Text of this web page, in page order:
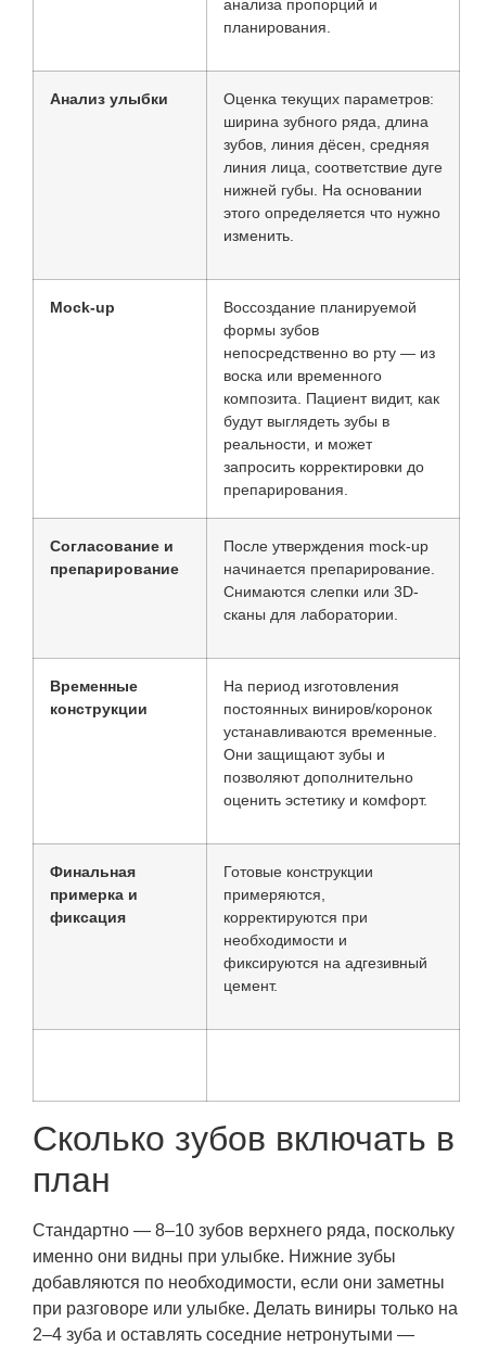
анализа пропорций и
планирования.
Анализ улыбки
Оценка текущих параметров:
ширина зубного ряда, длина
зубов, линия дёсен, средняя
линия лица, соответствие дуге
нижней губы. На основании
этого определяется что нужно
изменить.
Mock-up
Воссоздание планируемой
формы зубов
непосредственно во рту — из
воска или временного
композита. Пациент видит, как
будут выглядеть зубы в
реальности, и может
запросить корректировки до
препарирования.
Согласование и
препарирование
После утверждения mock-up
начинается препарирование.
Снимаются слепки или 3D-
сканы для лаборатории.
Временные
конструкции
На период изготовления
постоянных виниров/коронок
устанавливаются временные.
Они защищают зубы и
позволяют дополнительно
оценить эстетику и комфорт.
Финальная
примерка и
фиксация
Готовые конструкции
примеряются,
корректируются при
необходимости и
фиксируются на адгезивный
цемент.
Сколько зубов включать в
план
Стандартно — 8–10 зубов верхнего ряда, поскольку
именно они видны при улыбке. Нижние зубы
добавляются по необходимости, если они заметны
при разговоре или улыбке. Делать виниры только на
2–4 зуба и оставлять соседние нетронутыми —